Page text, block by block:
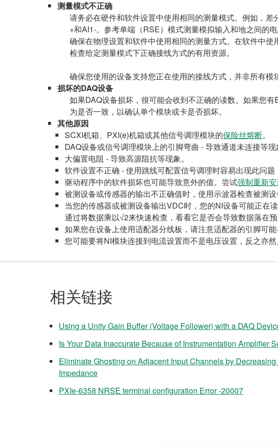
测量模式不正确
请务必在硬件和软件设置中使用相同的测量模式。例如，
+和AI1-。参考单端（RSE）模式测量模拟输入和地之间的
确保在物理设置和软件中使用相同的测量方式。在软件中
检查给定测量模式下正确接线方式的有用资源。
确保您使用的设备支持您正在使用的接线方式，并非所有模
损坏的DAQ设备
如果DAQ设备损坏，很可能会收到不正确的读数。如果您
为是否一致，以确认单个模块或卡是否损坏。
其他原因
SCXI机箱、PXI(e)机箱或其他信号调理模块的保险丝熔断。
DAQ设备或信号调理模块上的引脚弯曲 - 导致通道未连接等现
大偏置电阻 - 导致高源阻抗等现象。
软件设置不正确 - 使用跳线可配置信号调理时容易出现此问题
驱动程序中的软件损坏也可能导致意外的值。尝试强制重新
被测设备或传感器的输出不正确值时，使用示波器检查被测
当您的传感器或被测设备输出VDC时，您的NI设备可能正在
通过将数据乘以√2来快速检查，看看它是否会导致数据落在预
如果您在设备上使用适配器分线板，请注意适配器的引脚可
您可能要将NI模块连接到电流设置而不是电压设置，反之亦然
相关链接
Using a Unity Gain Buffer (Voltage Follower) with a DAQ
Is Your Data Inaccurate Because of Instrumentation Amplifier
Eliminate Ghosting on Adjacent Input Channels by
Impedance
PXIe-6358 NRSE terminal configuration Error -20007